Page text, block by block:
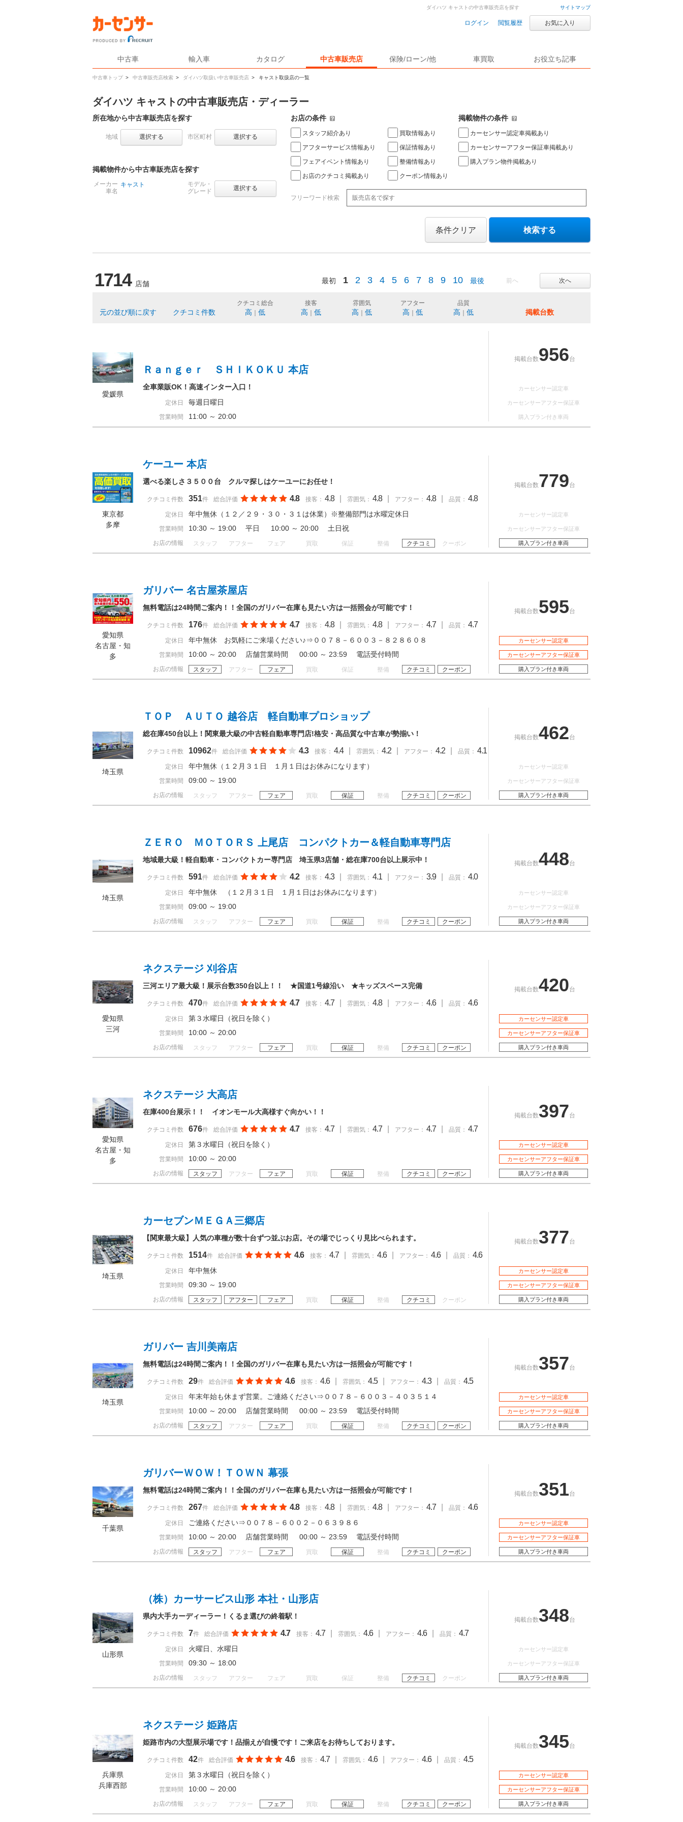
サイトマップ
ログイン 閲覧履歴 お気に入り
中古車 輸入車 カタログ 中古車販売店 保険/ローン/他 車買取 お役立ち記事
中古車トップ > 中古車販売店検索 > ダイハツ取扱い中古車販売店 > キャスト取扱店の一覧
ダイハツ キャストの中古車販売店を探す
ダイハツ キャストの中古車販売店・ディーラー
所在地から中古車販売店を探す
地域 選択する 市区町村 選択する
掲載物件から中古車販売店を探す
メーカー
車名
キャスト
モデル・
グレード
選択する
お店の条件
スタッフ紹介あり
アフターサービス情報あり
フェアイベント情報あり
お店のクチコミ掲載あり
買取情報あり
保証情報あり
整備情報あり
クーポン情報あり
掲載物件の条件
カーセンサー認定車掲載あり
カーセンサーアフター保証車掲載あり
購入プラン物件掲載あり
フリーワード検索
条件クリア 検索する
1714 店舗 前へ 次へ
最初 1 2 3 4 5 6 7 8 9 10 最後
元の並び順に戻す クチコミ件数
クチコミ総合
高 低
接客
高 低
雰囲気
高 低
アフター
高 低
品質
高 低 掲載台数
愛媛県
Ｒａｎｇｅｒ ＳＨＩＫＯＫＵ 本店
全車業販OK！高速インター入口！
定休日 毎週日曜日
営業時間 11:00 ～ 20:00
掲載台数956台
カーセンサー認定車
カーセンサーアフター保証車
購入プラン付き車両
東京都
多摩
ケーユー 本店
選べる楽しさ３５００台 クルマ探しはケーユーにお任せ！
クチコミ件数 351件 総合評価 4.8 接客： 4.8 雰囲気： 4.8 アフター： 4.8 品質： 4.8
定休日 年中無休（１２／２９・３０・３１は休業）※整備部門は水曜定休日
営業時間 10:30 ～ 19:00 平日 10:00 ～ 20:00 土日祝
お店の情報 スタッフ アフター フェア 買取 保証 整備 クチコミ クーポン
掲載台数779台
カーセンサー認定車
カーセンサーアフター保証車
購入プラン付き車両
愛知県
名古屋・知
多
ガリバー 名古屋茶屋店
無料電話は24時間ご案内！！全国のガリバー在庫も見たい方は一括照会が可能です！
クチコミ件数 176件 総合評価 4.7 接客： 4.8 雰囲気： 4.8 アフター： 4.7 品質： 4.7
定休日 年中無休 お気軽にご来場ください♪⇒００７８－６００３－８２８６０８
営業時間 10:00 ～ 20:00 店舗営業時間 00:00 ～ 23:59 電話受付時間
お店の情報 スタッフ アフター フェア 買取 保証 整備 クチコミ クーポン
掲載台数595台
カーセンサー認定車
カーセンサーアフター保証車
購入プラン付き車両
埼玉県
ＴＯＰ ＡＵＴＯ 越谷店 軽自動車プロショップ
総在庫450台以上！関東最大級の中古軽自動車専門店!格安・高品質な中古車が勢揃い！
クチコミ件数 10962件 総合評価 4.3 接客： 4.4 雰囲気： 4.2 アフター： 4.2 品質： 4.1
定休日 年中無休（１２月３１日 １月１日はお休みになります）
営業時間 09:00 ～ 19:00
お店の情報 スタッフ アフター フェア 買取 保証 整備 クチコミ クーポン
掲載台数462台
カーセンサー認定車
カーセンサーアフター保証車
購入プラン付き車両
埼玉県
ＺＥＲＯ ＭＯＴＯＲＳ 上尾店 コンパクトカー＆軽自動車専門店
地域最大級！軽自動車・コンパクトカー専門店 埼玉県3店舗・総在庫700台以上展示中！
クチコミ件数 591件 総合評価 4.2 接客： 4.3 雰囲気： 4.1 アフター： 3.9 品質： 4.0
定休日 年中無休 （１２月３１日 １月１日はお休みになります）
営業時間 09:00 ～ 19:00
お店の情報 スタッフ アフター フェア 買取 保証 整備 クチコミ クーポン
掲載台数448台
カーセンサー認定車
カーセンサーアフター保証車
購入プラン付き車両
愛知県
三河
ネクステージ 刈谷店
三河エリア最大級！展示台数350台以上！！ ★国道1号線沿い ★キッズスペース完備
クチコミ件数 470件 総合評価 4.7 接客： 4.7 雰囲気： 4.8 アフター： 4.6 品質： 4.6
定休日 第３水曜日（祝日を除く）
営業時間 10:00 ～ 20:00
お店の情報 スタッフ アフター フェア 買取 保証 整備 クチコミ クーポン
掲載台数420台
カーセンサー認定車
カーセンサーアフター保証車
購入プラン付き車両
愛知県
名古屋・知
多
ネクステージ 大高店
在庫400台展示！！ イオンモール大高様すぐ向かい！！
クチコミ件数 676件 総合評価 4.7 接客： 4.7 雰囲気： 4.7 アフター： 4.7 品質： 4.7
定休日 第３水曜日（祝日を除く）
営業時間 10:00 ～ 20:00
お店の情報 スタッフ アフター フェア 買取 保証 整備 クチコミ クーポン
掲載台数397台
カーセンサー認定車
カーセンサーアフター保証車
購入プラン付き車両
埼玉県
カーセブンＭＥＧＡ三郷店
【関東最大級】人気の車種が数十台ずつ並ぶお店。その場でじっくり見比べられます。
クチコミ件数 1514件 総合評価 4.6 接客： 4.7 雰囲気： 4.6 アフター： 4.6 品質： 4.6
定休日 年中無休
営業時間 09:30 ～ 19:00
お店の情報 スタッフ アフター フェア 買取 保証 整備 クチコミ クーポン
掲載台数377台
カーセンサー認定車
カーセンサーアフター保証車
購入プラン付き車両
埼玉県
ガリバー 吉川美南店
無料電話は24時間ご案内！！全国のガリバー在庫も見たい方は一括照会が可能です！
クチコミ件数 29件 総合評価 4.6 接客： 4.6 雰囲気： 4.5 アフター： 4.3 品質： 4.5
定休日 年末年始も休まず営業。ご連絡ください⇒００７８－６００３－４０３５１４
営業時間 10:00 ～ 20:00 店舗営業時間 00:00 ～ 23:59 電話受付時間
お店の情報 スタッフ アフター フェア 買取 保証 整備 クチコミ クーポン
掲載台数357台
カーセンサー認定車
カーセンサーアフター保証車
購入プラン付き車両
千葉県
ガリバーＷＯＷ！ＴＯＷＮ 幕張
無料電話は24時間ご案内！！全国のガリバー在庫も見たい方は一括照会が可能です！
クチコミ件数 267件 総合評価 4.8 接客： 4.8 雰囲気： 4.8 アフター： 4.7 品質： 4.6
定休日 ご連絡ください⇒００７８－６００２－０６３９８６
営業時間 10:00 ～ 20:00 店舗営業時間 00:00 ～ 23:59 電話受付時間
お店の情報 スタッフ アフター フェア 買取 保証 整備 クチコミ クーポン
掲載台数351台
カーセンサー認定車
カーセンサーアフター保証車
購入プラン付き車両
山形県
（株）カーサービス山形 本社・山形店
県内大手カーディーラー！くるま選びの終着駅！
クチコミ件数 7件 総合評価 4.7 接客： 4.7 雰囲気： 4.6 アフター： 4.6 品質： 4.7
定休日 火曜日、水曜日
営業時間 09:30 ～ 18:00
お店の情報 スタッフ アフター フェア 買取 保証 整備 クチコミ クーポン
掲載台数348台
カーセンサー認定車
カーセンサーアフター保証車
購入プラン付き車両
兵庫県
兵庫西部
ネクステージ 姫路店
姫路市内の大型展示場です！品揃えが自慢です！ご来店をお待ちしております。
クチコミ件数 42件 総合評価 4.6 接客： 4.7 雰囲気： 4.6 アフター： 4.6 品質： 4.5
定休日 第３水曜日（祝日を除く）
営業時間 10:00 ～ 20:00
お店の情報 スタッフ アフター フェア 買取 保証 整備 クチコミ クーポン
掲載台数345台
カーセンサー認定車
カーセンサーアフター保証車
購入プラン付き車両